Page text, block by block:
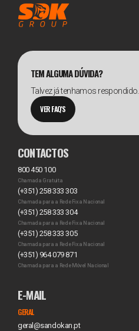
TEM ALGUMA DÚVIDA?
Talvez já tenhamos respondido.
VER FAQ'S
CONTACTOS
800 450 100
Chamada Gratuita
(+351) 258 333 303
Chamada para a Rede Fixa Nacional
(+351) 258 333 304
Chamada para a Rede Fixa Nacional
(+351) 258 333 305
Chamada para a Rede Fixa Nacional
(+351) 964 079 871
Chamada para a Rede Móvel Nacional
E-MAIL
GERAL
geral@sandokan.pt